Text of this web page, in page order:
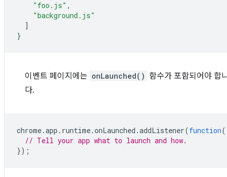
"foo.js" ,
"background.js"
]
}
이벤트 페이지에는 onLaunched() 함수가 포함되어야 합
다.
chrome.app . runtime.onLaunched .addListener(function
// Tell your app what to launch and how.
});